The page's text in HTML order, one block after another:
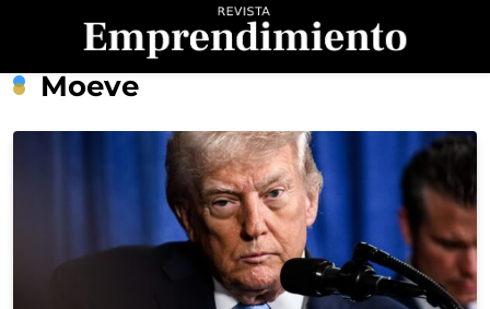
Revista
Emprendimiento
Moeve